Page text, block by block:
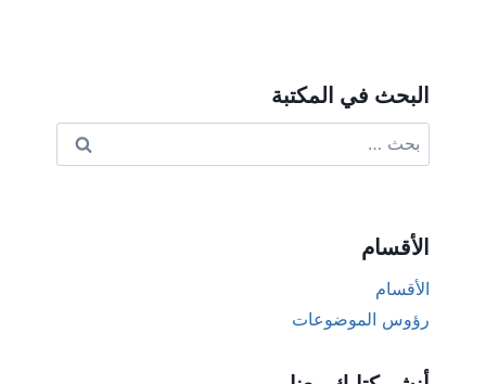
البحث في المكتبة
عن:
الأقسام
الأقسام
رؤوس الموضوعات